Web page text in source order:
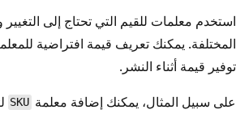
استخدم معلمات للقيم التي تحتاج إلى التغيير
المختلفة. يمكنك تعريف قيمة افتراضية
توفير قيمة أثناء النشر.
على سبيل المثال، يمكنك إضافة معلمة SKU